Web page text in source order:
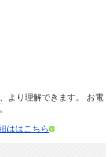
より理解できます。 お電
ははこちら